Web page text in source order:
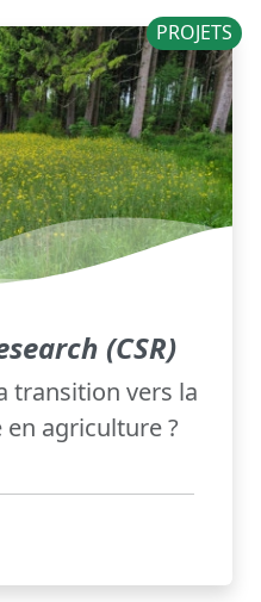
PROJETS
(CSR)
transition vers la
agriculture ?